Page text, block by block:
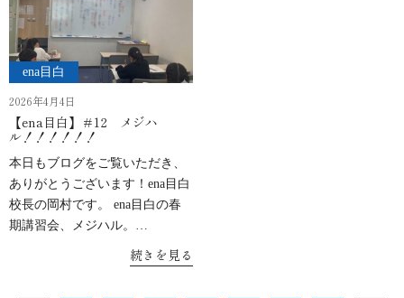
ena目白
2026年4月4日
【ena目白】＃12 メジハ
ル！！！！！！
本日もブログをご覧いただき、
ありがとうございます！ena目白
校長の岡村です。 ena目白の春
期講習会、メジハル。…
続きを見る